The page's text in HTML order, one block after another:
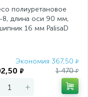
полиуретановое
8, длина оси 90 мм,
16 мм PalisaD
Экономия 367,50 ₽
₽ 1 470₽
+